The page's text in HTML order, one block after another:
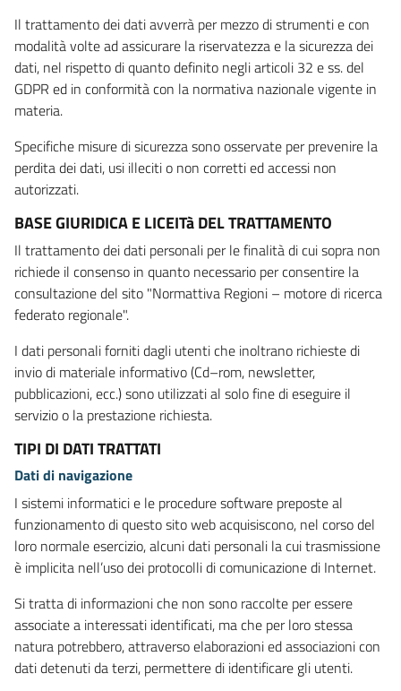
Il trattamento dei dati avverrà per mezzo di strumenti e con
modalità volte ad assicurare la riservatezza e la sicurezza dei
dati, nel rispetto di quanto definito negli articoli 32 e ss. del
GDPR ed in conformità con la normativa nazionale vigente in
materia.
Specifiche misure di sicurezza sono osservate per prevenire la
perdita dei dati, usi illeciti o non corretti ed accessi non
autorizzati.
BASE GIURIDICA E LICEITà DEL TRATTAMENTO
Il trattamento dei dati personali per le finalità di cui sopra non
richiede il consenso in quanto necessario per consentire la
consultazione del sito "Normattiva Regioni – motore di ricerca
federato regionale".
I dati personali forniti dagli utenti che inoltrano richieste di
invio di materiale informativo (Cd–rom, newsletter,
pubblicazioni, ecc.) sono utilizzati al solo fine di eseguire il
servizio o la prestazione richiesta.
TIPI DI DATI TRATTATI
Dati di navigazione
I sistemi informatici e le procedure software preposte al
funzionamento di questo sito web acquisiscono, nel corso del
loro normale esercizio, alcuni dati personali la cui trasmissione
è implicita nell’uso dei protocolli di comunicazione di Internet.
Si tratta di informazioni che non sono raccolte per essere
associate a interessati identificati, ma che per loro stessa
natura potrebbero, attraverso elaborazioni ed associazioni con
dati detenuti da terzi, permettere di identificare gli utenti.